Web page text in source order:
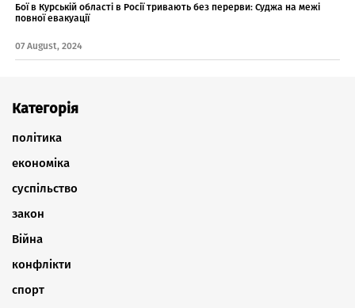
Бої в Курській області в Росії тривають без перерви: Суджа на межі
повної евакуації
07 August, 2024
Категорія
політика
економіка
суспільство
закон
Війна
конфлікти
спорт